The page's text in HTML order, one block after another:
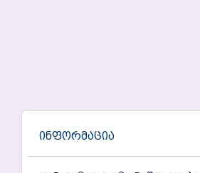
Ინფორმაცია